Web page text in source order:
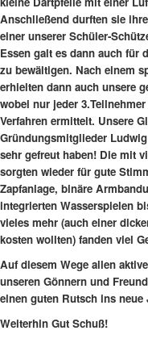
Anschließend durften sie
einer unserer Schüler-
Essen galt es dann auch für
zu bewältigen. Nach einem
erhielten dann auch unsere
wobei nur jeder
Verfahren ermittelt. Unsere
Gründungsmitglieder
sehr gefreut haben! Die mit
sorgten wieder für gute
Zapfanlage, binäre
integrierten Wasserspielen
vieles mehr (auch einer
kosten wollten) fanden viel
Auf diesem Wege allen
unseren Gönnern und
einen guten Rutsch ins neue
Weiterhin Gut Schuß!